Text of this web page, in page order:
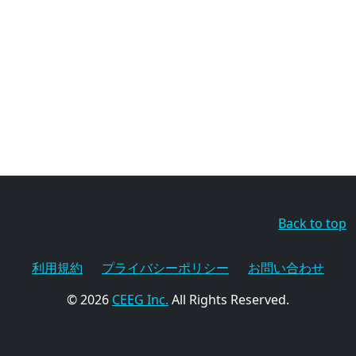
Back to top
利用規約 プライバシーポリシー
お問い合わせ
© 2026 CEEG Inc. All Rights Reserved.